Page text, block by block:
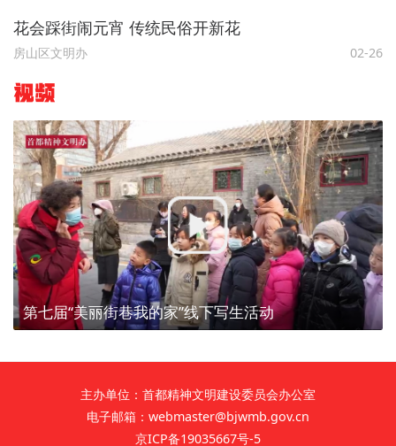
花会踩街闹元宵 传统民俗开新花
房山区文明办 02-26
视频
第七届“美丽街巷我的家”线下写生活动
主办单位：首都精神文明建设委员会办公室
电子邮箱：webmaster@bjwmb.gov.cn
京ICP备19035667号-5